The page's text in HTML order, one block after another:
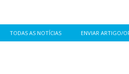
TODAS AS NOTÍCIAS ENVIAR ARTIGO/